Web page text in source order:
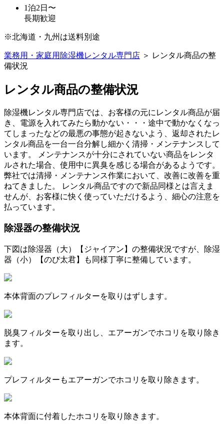
1泊2日〜
長期歓迎
※北海道・九州は送料別途
業務用・家庭用除湿機レンタル専門店 ＞ レンタル商品の整
備状況
レンタル商品の整備状況
除湿機レンタル専門店では、お客様の元にレンタル商品が届
き、電源を入れてみたら動かない・・・途中で動かなくなっ
てしまったなどの最悪の事態が起きないよう、返却されたレ
ンタル商品を一台一台分解し細かく清掃・メンテナンスして
います。 メンテナンスが十分にされていない商品をレンタ
ルされた場合、使用中に異臭を感じる場合があるようです。
弊社では清掃・メンテナンス作業において、改善に改善を重
ねてきました。 レンタル商品ですので新品同様とは言えま
せんが、お客様に快く使っていただけるよう、細心の注意を
払っています。
除湿器の整備状況
下図は除湿器（大）【ジャイアン】の整備状況ですが、除湿
器（小）【のび太君】も同様丁寧に整備しています。
本体背面のプレフィルターを取りはずします。
脱臭フィルターを取り出し、エアーガンでホコリを取り除き
ます。
プレフィルターもエアーガンでホコリを取り除きます。
本体背面に付着したホコリを取り除きます。